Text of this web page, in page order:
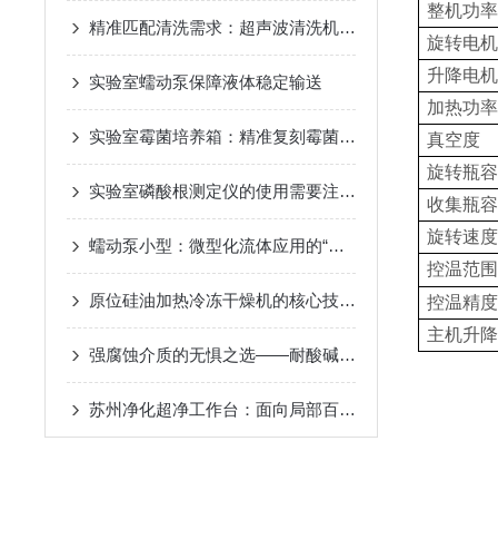
精准匹配清洗需求：超声波清洗机采购核心指标指南
实验室蠕动泵保障液体稳定输送
实验室霉菌培养箱：精准复刻霉菌生长环境，赋能微生物研究新突破
实验室磷酸根测定仪的使用需要注意些什么？
蠕动泵小型：微型化流体应用的“灵动心脏”
原位硅油加热冷冻干燥机的核心技术优势
强腐蚀介质的无惧之选——耐酸碱蠕动泵原理与化工流体传输应用
苏州净化超净工作台：面向局部百级洁净的通用型单向流空气净化设备
整机功率
旋转电
升降电
加热功率
真空度
旋转瓶
收集瓶
旋转速度
控温范围
控温精度
主机升